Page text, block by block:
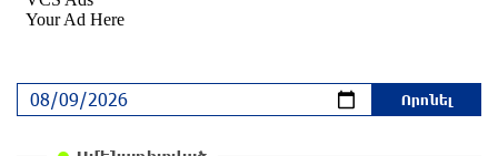
նախագահի պաշտոնում առաջադրել է
2 ժամ առաջ